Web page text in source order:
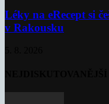
Léky na eRecept si
v Rakousku